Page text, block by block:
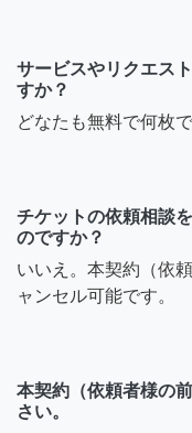
サービスやリクエス
すか？
どなたも無料で何枚
チケットの依頼相談
のですか？
いいえ。本契約（依
ャンセル可能です。
本契約（依頼者様の
さい。